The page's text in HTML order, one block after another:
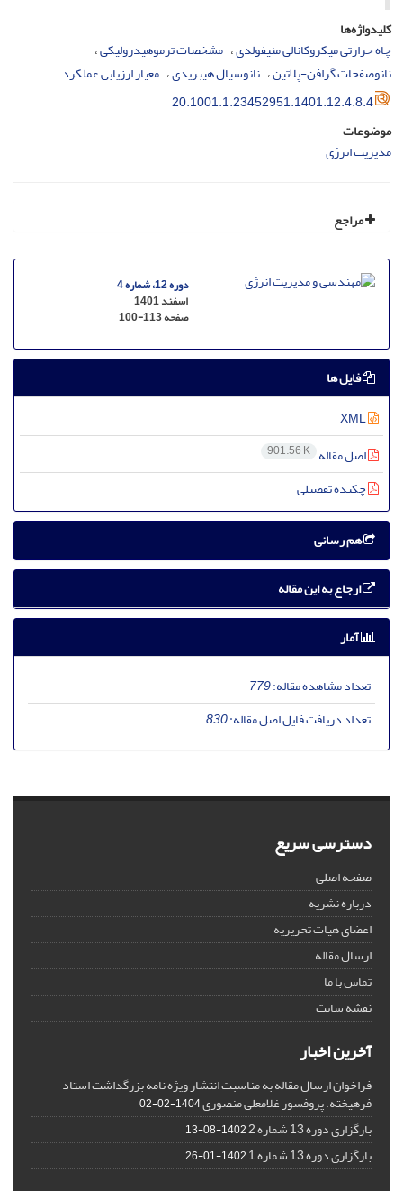
کلیدواژه‌ها
چاه حرارتی میکروکانالی منیفولدی مشخصات ترموهیدرولیکی
نانوصفحات گرافن-پلاتین نانوسیال هیبریدی معیار ارزیابی عملکرد
20.1001.1.23452951.1401.12.4.8.4
موضوعات
مدیریت انرژی
مراجع
دوره 12، شماره 4
اسفند 1401
صفحه100-113
فایل ها
اصل مقاله 901.56 K
چکیده تفصیلی
هم رسانی
ارجاع به این مقاله
آمار
تعداد مشاهده مقاله:779
تعداد دریافت فایل اصل مقاله:830
دسترسی سریع
صفحه اصلی
درباره نشریه
اعضای هیات تحریریه
ارسال مقاله
تماس با ما
نقشه سایت
آخرین اخبار
فراخوان ارسال مقاله به مناسبت انتشار ویژه نامه بزرگداشت استاد
فرهیخته، پروفسور غلامعلی منصوری1404-02-02
بارگزاری دوره 13 شماره 2 1402-08-13
بارگزاری دوره 13 شماره 1 1402-01-26